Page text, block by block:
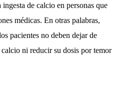
de calcio en personas que
médicas. En otras palabras,
pacientes no deben dejar de
ni reducir su dosis por temor